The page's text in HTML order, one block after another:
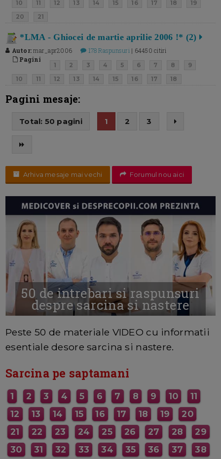
10
11 12 13 14 15 16 17 18
19
20
21
*LMA - Ghiocei de martie aprilie 2006 !* (2)
Autor:mar_apr2006 178 Raspunsuri | 64450 citiri
Pagini
1 2 3 4 5 6 7 8
9
10
11 12 13 14 15 16 17 18
Pagini mesaje:
Total: 50 pagini 1 2 3
Arhiva mesaje mai vechi Forumul nou aici
50 de intrebari si raspunsuri
despre sarcina si nastere
Peste 50 de materiale VIDEO cu informatii
esentiale desore sarcina si nastere.
Sarcina pe saptamani
1 2 3 4 5 6 7 8 9 10
11
12
13 14 15 16 17 18 19
20
21
22 23 24 25 26 27 28
29
30
31 32 33 34 35 36 37
38